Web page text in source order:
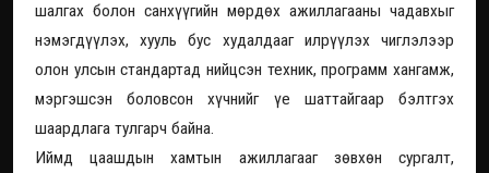
шалгах болон санхүүгийн мөрдөх ажиллагааны чадавхыг
нэмэгдүүлэх, хууль бус худалдааг илрүүлэх чиглэлээр
олон улсын стандартад нийцсэн техник, программ хангамж,
мэргэшсэн боловсон хүчнийг үе шаттайгаар бэлтгэх
шаардлага тулгарч байна.
Иймд цаашдын хамтын ажиллагааг зөвхөн сургалт,